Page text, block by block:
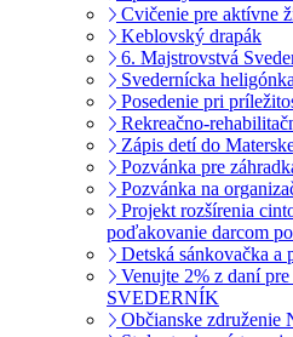
Cvičenie pre aktívne
Keblovský drapák
6. Majstrovstvá
Svedernícka heligónka
Posedenie pri
Rekreačno-
Zápis detí do
Pozvánka pre
Pozvánka na
Projekt rozšírenia
poďakovanie darcom
Detská sánkovačka a
Venujte 2% z daní
SVEDERNÍK
Občianske